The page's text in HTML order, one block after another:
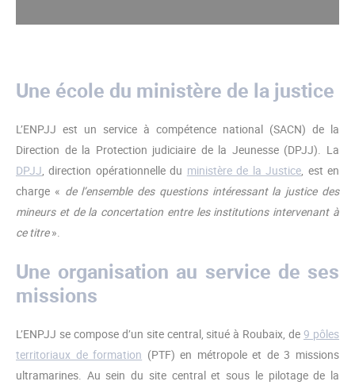
Une école du ministère de la justice
L’ENPJJ est un service à compétence national (SACN) de la
Direction de la Protection judiciaire de la Jeunesse (DPJJ). La
DPJJ, direction opérationnelle du ministère de la Justice, est en
charge « de l’ensemble des questions intéressant la justice des
mineurs et de la concertation entre les institutions intervenant à
ce titre».
Une organisation au service de ses
missions
L’ENPJJ se compose d’un site central, situé à Roubaix, de 9 pôles
territoriaux de formation (PTF) en métropole et de 3 missions
ultramarines. Au sein du site central et sous le pilotage de la